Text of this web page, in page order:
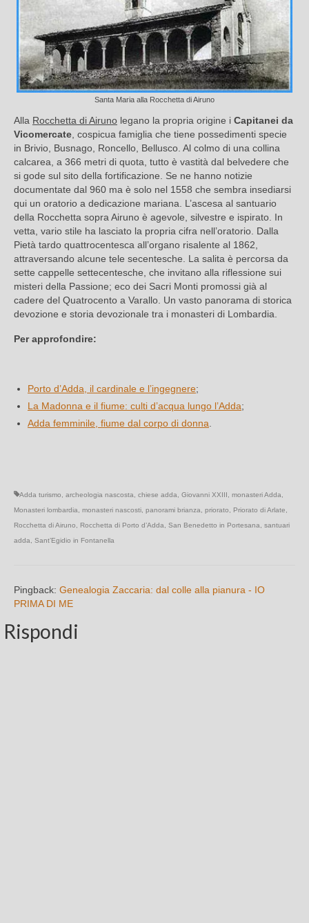
Santa Maria alla Rocchetta di Airuno
Alla Rocchetta di Airuno legano la propria origine i Capitanei da
Vicomercate, cospicua famiglia che tiene possedimenti specie
in Brivio, Busnago, Roncello, Bellusco. Al colmo di una collina
calcarea, a 366 metri di quota, tutto è vastità dal belvedere che
si gode sul sito della fortificazione. Se ne hanno notizie
documentate dal 960 ma è solo nel 1558 che sembra insediarsi
qui un oratorio a dedicazione mariana. L’ascesa al santuario
della Rocchetta sopra Airuno è agevole, silvestre e ispirato. In
vetta, vario stile ha lasciato la propria cifra nell’oratorio. Dalla
Pietà tardo quattrocentesca all’organo risalente al 1862,
attraversando alcune tele secentesche. La salita è percorsa da
sette cappelle settecentesche, che invitano alla riflessione sui
misteri della Passione; eco dei Sacri Monti promossi già al
cadere del Quatrocento a Varallo. Un vasto panorama di storica
devozione e storia devozionale tra i monasteri di Lombardia.
Per approfondire:
Porto d’Adda, il cardinale e l’ingegnere;
La Madonna e il fiume: culti d’acqua lungo l’Adda;
Adda femminile, fiume dal corpo di donna.
Adda turismo, archeologia nascosta, chiese adda, Giovanni XXIII , monasteri Adda,
Monasteri lombardia, monasteri nascosti, panorami brianza, priorato, Priorato di Arlate,
Rocchetta di Airuno, Rocchetta di Porto d’Adda, San Benedetto in Portesana, santuari
adda, Sant’Egidio in Fontanella
Pingback: Genealogia Zaccaria: dal colle alla pianura - IO
PRIMA DI ME
Rispondi